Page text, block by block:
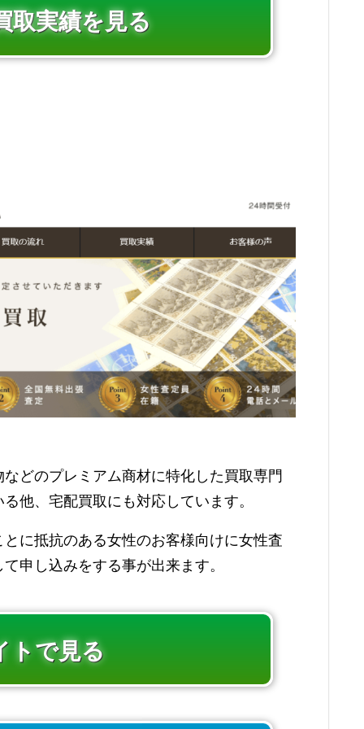
取実績を見る
どのプレミアム商材に特化した買取専門
他、宅配買取にも対応しています。
に抵抗のある女性のお客様向けに女性査
申し込みをする事が出来ます。
トで見る